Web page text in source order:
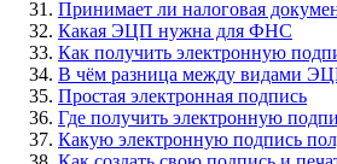
Принимает ли налоговая
Какая ЭЦП нужна для ФНС
Как получить электронную
В чём разница между видами
Простая электронная подпись
Где получить электронную
Какую электронную подпись